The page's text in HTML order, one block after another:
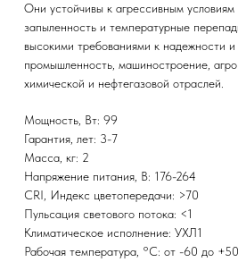
Они устойчивы к агрессивным
запыленность и температурные
высокими требованиями к надежности
промышленность, машиностроение,
химической и нефтегазовой отраслей.
Мощность, Вт: 99
Гарантия, лет: 3-7
Масса, кг: 2
Напряжение питания, В: 176-264
CRI, Индекс цветопередачи: >70
Пульсация светового потока: <1
Климатическое исполнение: УХЛ1
Рабочая температура, °С: от -60 до +50